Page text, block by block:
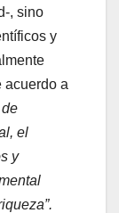
, sino
y
acuerdo a
el
y